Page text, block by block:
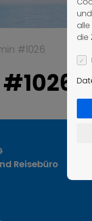
#1026
Reisebüro
die